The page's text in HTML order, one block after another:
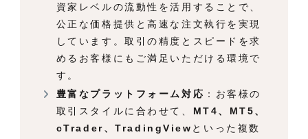
資家レベルの流動性を活用することで、
公正な価格提供と高速な注文執行を実現
しています。取引の精度とスピードを求
めるお客様にもご満足いただける環境で
す。
豊富なプラットフォーム対応 ：お客様の
取引スタイルに合わせて、 MT4、MT5、
cTrader、TradingView といった複数